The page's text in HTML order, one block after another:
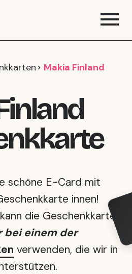
Makia Finland
schöne E-Card mit
innen!
die Geschenkkarte
bei einem der
verwenden, die wir in